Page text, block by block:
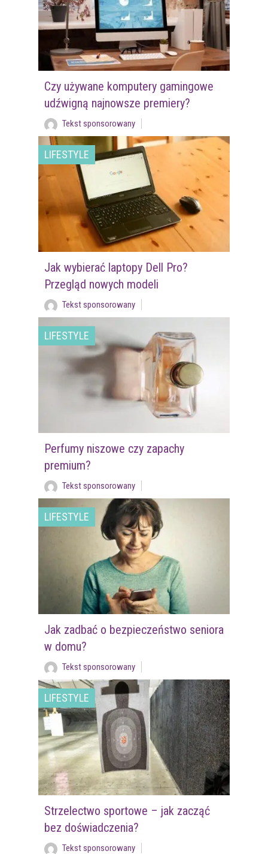
Czy używane komputery gamingowe
udźwigną najnowsze premiery?
Tekst sponsorowany
LIFESTYLE
Jak wybierać laptopy Dell Pro?
Przegląd nowych modeli
Tekst sponsorowany
LIFESTYLE
Perfumy niszowe czy zapachy
premium?
Tekst sponsorowany
LIFESTYLE
Jak zadbać o bezpieczeństwo seniora
w domu?
Tekst sponsorowany
LIFESTYLE
Strzelectwo sportowe – jak zacząć
bez doświadczenia?
Tekst sponsorowany